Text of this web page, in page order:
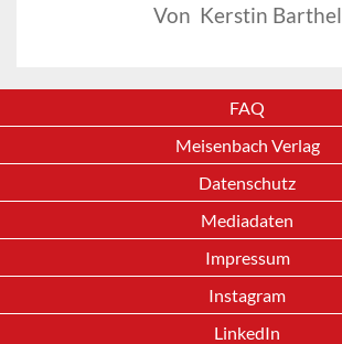
Von Kerstin Barthel
FAQ
Meisenbach Verlag
Datenschutz
Mediadaten
Impressum
Instagram
LinkedIn